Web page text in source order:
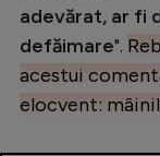
adevărat, ar fi
defăimare".
acestui
elocvent: